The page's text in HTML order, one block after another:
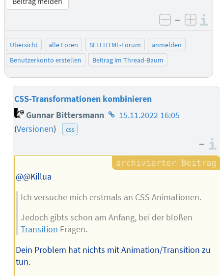
negativ
–
Übersicht alle Foren SELFHTML-Forum
anmelden
Benutzerkonto erstellen
Beitrag im Thread-Baum
CSS-Transformationen kombinieren
Gunnar Bittersmann Homepage
15.11.2022 16:05
(Versionen) css
–
@@Killua
Ich versuche mich erstmals an CSS Animationen.
Jedoch gibts schon am Anfang, bei der bloßen
Transition Fragen.
Dein Problem hat nichts mit Animation/Transition zu
tun.